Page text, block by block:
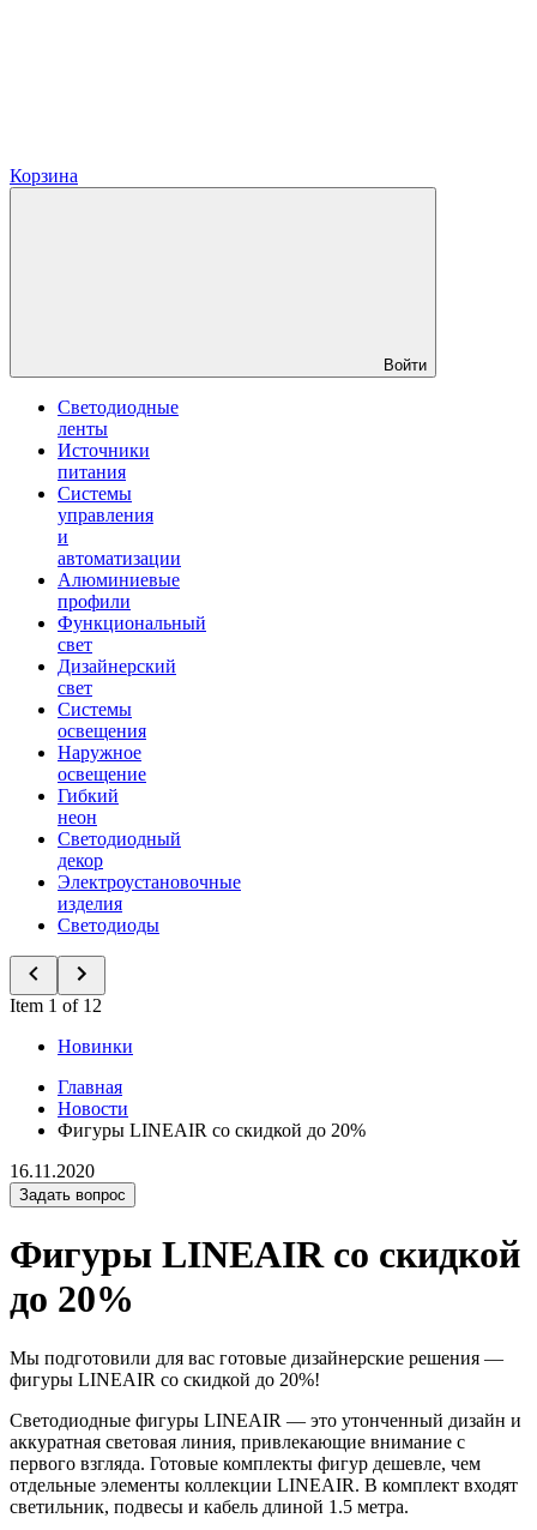
Корзина
Войти
Светодиодные
ленты
Источники
питания
Системы
управления
и
автоматизации
Алюминиевые
профили
Функциональный
свет
Дизайнерский
свет
Системы
освещения
Наружное
освещение
Гибкий
неон
Светодиодный
декор
Электроустановочные
изделия
Светодиоды
Item 1 of 12
Новинки
Главная
Новости
Фигуры LINEAIR со скидкой до 20%
16.11.2020
Задать вопрос
Фигуры LINEAIR со скидкой
до 20%
Мы подготовили для вас готовые дизайнерские решения —
фигуры LINEAIR со скидкой до 20%!
Светодиодные фигуры LINEAIR — это утонченный дизайн и
аккуратная световая линия, привлекающие внимание с
первого взгляда. Готовые комплекты фигур дешевле, чем
отдельные элементы коллекции LINEAIR. В комплект входят
светильник, подвесы и кабель длиной 1.5 метра.